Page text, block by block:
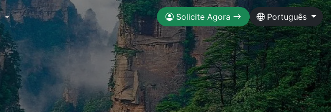
Solicite Agora Português